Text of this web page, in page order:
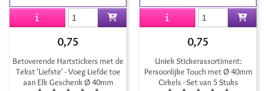
0,75
Betoverende Hartstickers met de
Tekst 'Liefste' - Voeg Liefde toe
aan Elk Geschenk Ø 40mm
0,75
Uniek Stickerassortiment:
Persoonlijke Touch met Ø 40mm
Cirkels - Set van 5 Stuks